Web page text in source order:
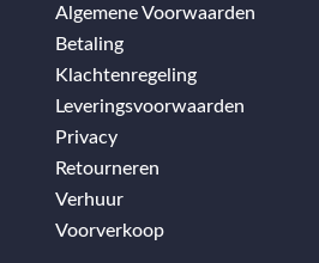
Algemene Voorwaarden
Betaling
Klachtenregeling
Leveringsvoorwaarden
Privacy
Retourneren
Verhuur
Voorverkoop